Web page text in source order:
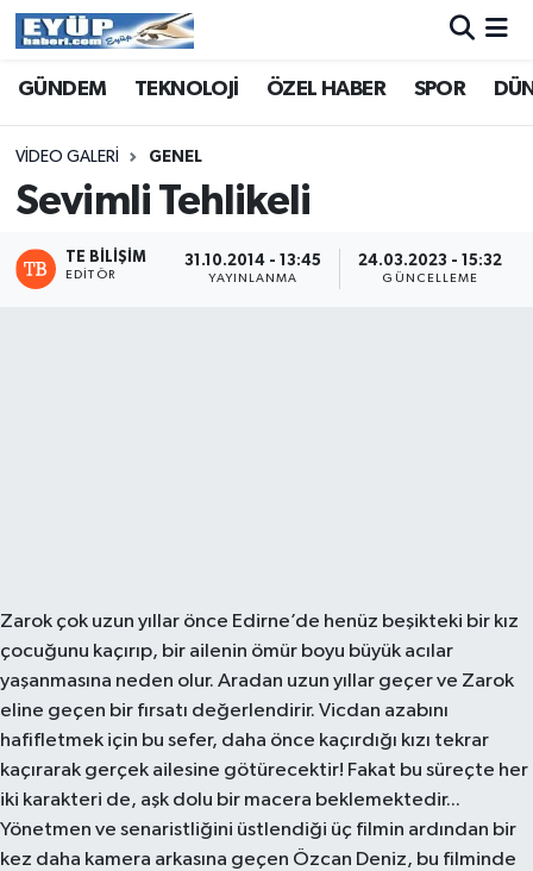
GÜNDEM TEKNOLOJİ ÖZEL HABER SPOR
VIDEO GALERI GENEL
Sevimli Tehlikeli
TE BILIŞIM
EDITÖR
31.10.2014 - 13:45
YAYINLANMA
24.03.2023 - 15:32
GÜNCELLEME
Zarok çok uzun yıllar önce Edirne’de henüz beşikteki bir kız
çocuğunu kaçırıp, bir ailenin ömür boyu büyük acılar
yaşanmasına neden olur. Aradan uzun yıllar geçer ve Zarok
eline geçen bir fırsatı değerlendirir. Vicdan azabını
hafifletmek için bu sefer, daha önce kaçırdığı kızı tekrar
kaçırarak gerçek ailesine götürecektir! Fakat bu süreçte her
iki karakteri de, aşk dolu bir macera beklemektedir...
Yönetmen ve senaristliğini üstlendiği üç filmin ardından bir
kez daha kamera arkasına geçen Özcan Deniz, bu filminde